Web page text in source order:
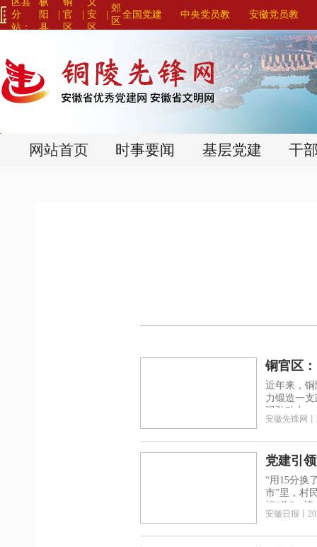
分
站：
阳
县
官
区
|安
区
|
郊
区
全国党建 中央党员教
育系列平台>
>
安徽党员教
育系列平台>
>
网站首页 时事要闻 基层党建 干
铜官区
近年来，铜
力锻造一
强劲动力。
安徽先锋网
党建引
“用15分换
市”里，村
标“分”，
安徽日报